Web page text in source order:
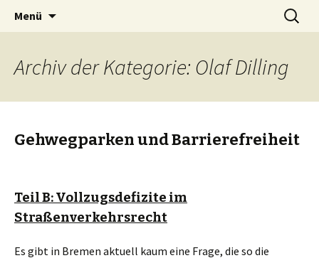
BREMENIZE
Menü
Suchen
nach:
Archiv der Kategorie: Olaf Dilling
Gehwegparken und Barrierefreiheit
Teil B: Vollzugsdefizite im
Straßenverkehrsrecht
Es gibt in Bremen aktuell kaum eine Frage, die so die